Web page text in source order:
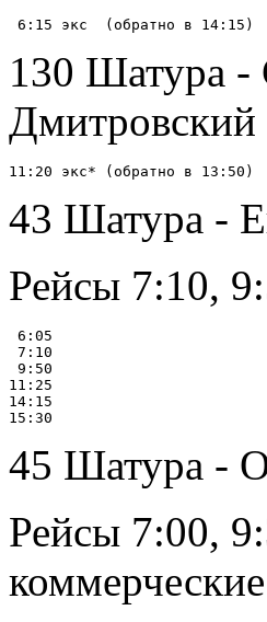
130 Шатура -
Дмитровский
43 Шатура -
Рейсы 7:10,
6:05
7:10
9:50
11:25
14:15
45 Шатура -
Рейсы 7:00,
коммерческие